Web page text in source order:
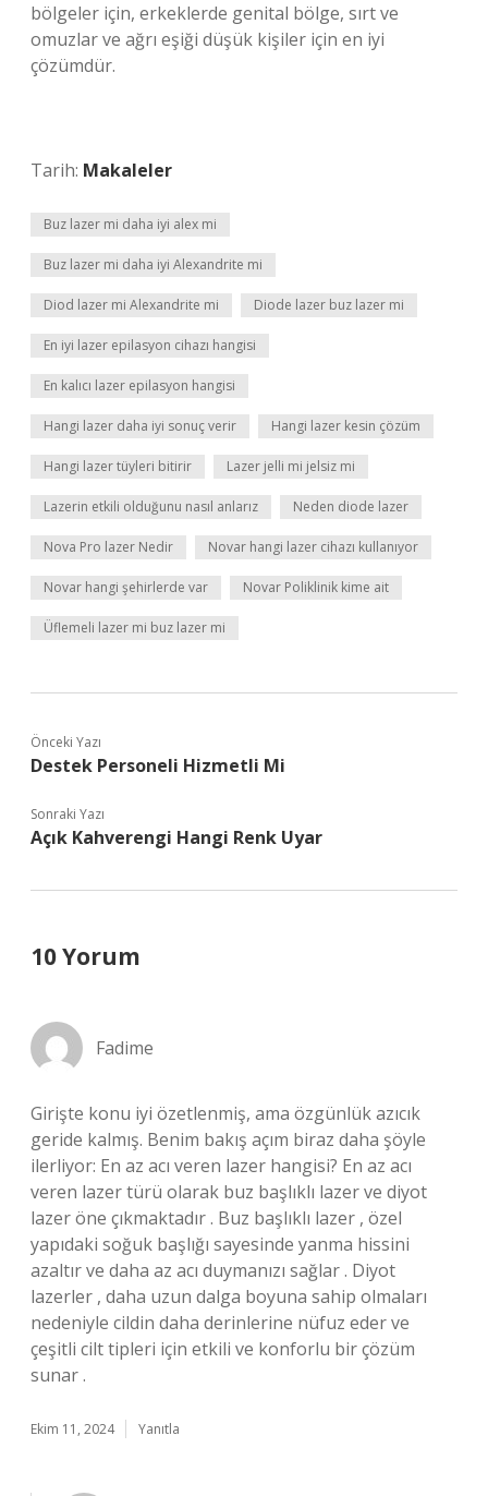
bölgeler için, erkeklerde genital bölge, sırt ve
omuzlar ve ağrı eşiği düşük kişiler için en iyi
çözümdür.
Tarih: Makaleler
Buz lazer mi daha iyi alex mi
Buz lazer mi daha iyi Alexandrite mi
Diod lazer mi Alexandrite mi Diode lazer buz lazer mi
En iyi lazer epilasyon cihazı hangisi
En kalıcı lazer epilasyon hangisi
Hangi lazer daha iyi sonuç verir Hangi lazer kesin çözüm
Hangi lazer tüyleri bitirir Lazer jelli mi jelsiz mi
Lazerin etkili olduğunu nasıl anlarız Neden diode lazer
Nova Pro lazer Nedir Novar hangi lazer cihazı kullanıyor
Novar hangi şehirlerde var Novar Poliklinik kime ait
Üflemeli lazer mi buz lazer mi
Önceki Yazı
Destek Personeli Hizmetli Mi
Sonraki Yazı
Açık Kahverengi Hangi Renk Uyar
10 Yorum
Fadime
Girişte konu iyi özetlenmiş, ama özgünlük azıcık
geride kalmış. Benim bakış açım biraz daha şöyle
ilerliyor: En az acı veren lazer hangisi? En az acı
veren lazer türü olarak buz başlıklı lazer ve diyot
lazer öne çıkmaktadır . Buz başlıklı lazer , özel
yapıdaki soğuk başlığı sayesinde yanma hissini
azaltır ve daha az acı duymanızı sağlar . Diyot
lazerler , daha uzun dalga boyuna sahip olmaları
nedeniyle cildin daha derinlerine nüfuz eder ve
çeşitli cilt tipleri için etkili ve konforlu bir çözüm
sunar .
Ekim 11, 2024 Yanıtla